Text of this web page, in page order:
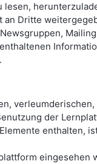
Dritte
der
enthalten,